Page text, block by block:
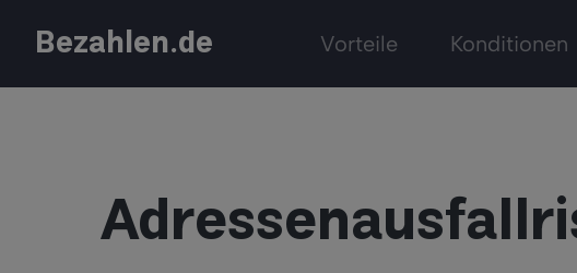
Bezahlen.de Vorteile Konditionen